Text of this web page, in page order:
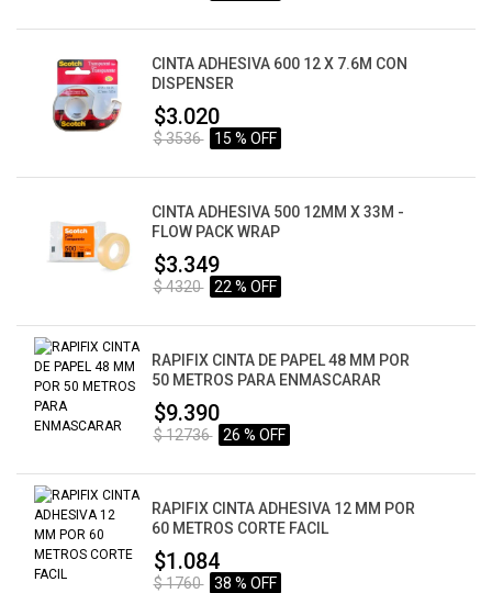
CINTA ADHESIVA 600 12 X 7.6M CON
DISPENSER
$3.020
$ 3536 15 % OFF
CINTA ADHESIVA 500 12MM X 33M -
FLOW PACK WRAP
$3.349
$ 4320 22 % OFF
RAPIFIX CINTA DE PAPEL 48 MM POR
50 METROS PARA ENMASCARAR
$9.390
$ 12736 26 % OFF
RAPIFIX CINTA ADHESIVA 12 MM POR
60 METROS CORTE FACIL
$1.084
$ 1760 38 % OFF